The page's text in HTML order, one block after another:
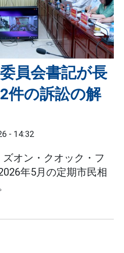
員会書記が長
件の訴訟の解
- 14:32
オン・クオック・フ
年5月の定期市民相